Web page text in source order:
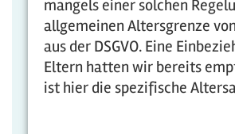
mangels einer solchen
allgemeinen Altersgrenze
aus der DSGVO. Eine
Eltern hatten wir bereits
ist hier die spezifische